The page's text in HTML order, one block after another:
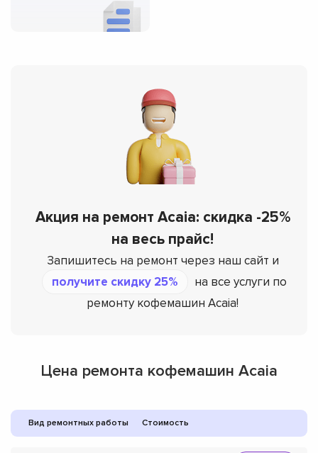
Акция на ремонт Acaia: скидка -25%
на весь прайс!
Запишитесь на ремонт через наш сайт и
получите скидку 25%
на все услуги по
ремонту кофемашин Acaia!
Цена ремонта кофемашин Acaia
Вид ремонтных работы Стоимость